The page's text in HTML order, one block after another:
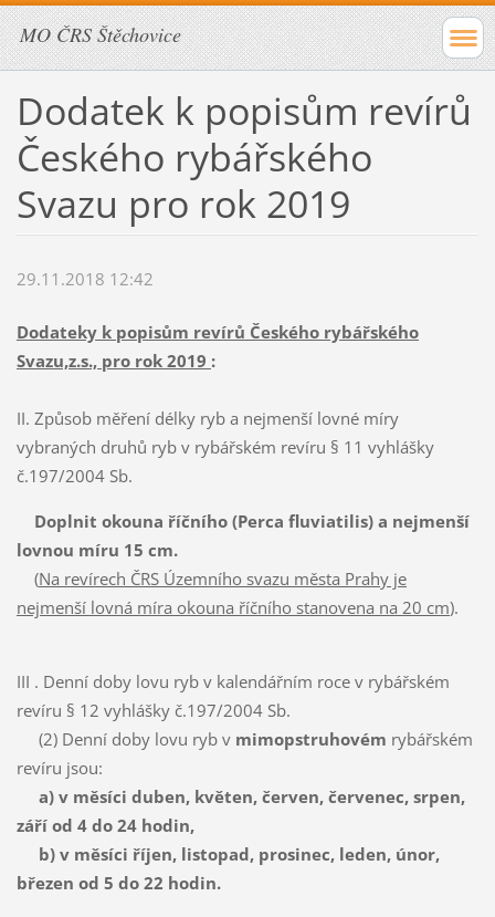
MO ČRS Štěchovice
Dodatek k popisům revírů
Českého rybářského
Svazu pro rok 2019
29.11.2018 12:42
Dodateky k popisům revírů Českého rybářského
Svazu,z.s., pro rok 2019 :
II. Způsob měření délky ryb a nejmenší lovné míry
vybraných druhů ryb v rybářském revíru § 11 vyhlášky
č.197/2004 Sb.
Doplnit okouna říčního (Perca fluviatilis) a nejmenší
lovnou míru 15 cm.
(Na revírech ČRS Územního svazu města Prahy je
nejmenší lovná míra okouna říčního stanovena na 20 cm).
III . Denní doby lovu ryb v kalendářním roce v rybářském
revíru § 12 vyhlášky č.197/2004 Sb.
(2) Denní doby lovu ryb v mimopstruhovém rybářském
revíru jsou:
a) v měsíci duben, květen, červen, červenec, srpen,
září od 4 do 24 hodin,
b) v měsíci říjen, listopad, prosinec, leden, únor,
březen od 5 do 22 hodin.